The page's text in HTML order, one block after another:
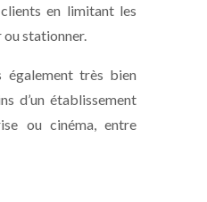
en limitant les
stationner.
également très bien
d’un établissement
ou cinéma, entre